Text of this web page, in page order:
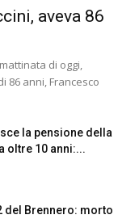
aveva 86
di oggi,
86 anni, Francesco
la pensione della
oltre 10 anni:...
del Brennero: morto